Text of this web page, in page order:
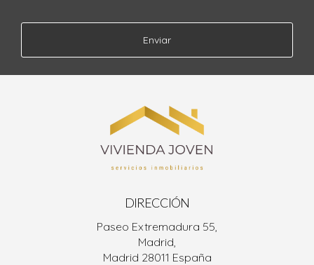
Enviar
DIRECCIÓN
Paseo Extremadura 55,
Madrid,
Madrid 28011 España